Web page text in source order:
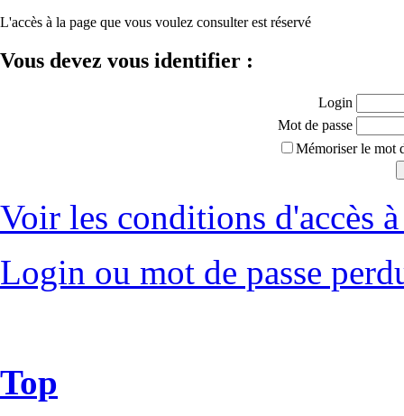
L'accès à la page que vous voulez consulter est réservé
Vous devez vous identifier :
Login
Mot de passe
Mémoriser le mot
Voir les conditions d'accès
Login ou mot de passe
Top